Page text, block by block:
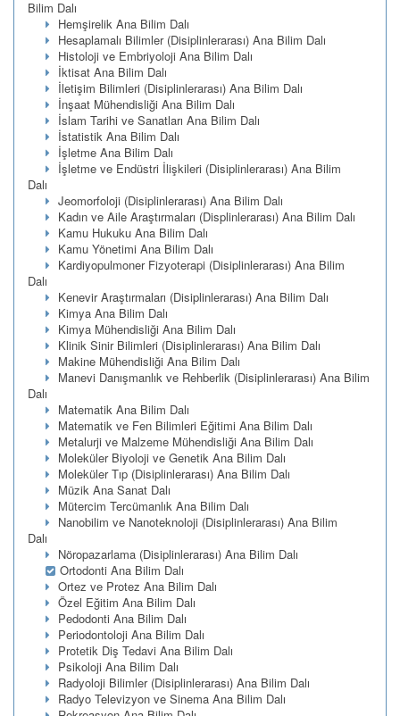
Bilim Dalı
Hemşirelik Ana Bilim Dalı
Hesaplamalı Bilimler (Disiplinlerarası) Ana Bilim Dalı
Histoloji ve Embriyoloji Ana Bilim Dalı
İktisat Ana Bilim Dalı
İletişim Bilimleri (Disiplinlerarası) Ana Bilim Dalı
İnşaat Mühendisliği Ana Bilim Dalı
İslam Tarihi ve Sanatları Ana Bilim Dalı
İstatistik Ana Bilim Dalı
İşletme Ana Bilim Dalı
İşletme ve Endüstri İlişkileri (Disiplinlerarası) Ana Bilim
Dalı
Jeomorfoloji (Disiplinlerarası) Ana Bilim Dalı
Kadın ve Aile Araştırmaları (Displinlerarası) Ana Bilim Dalı
Kamu Hukuku Ana Bilim Dalı
Kamu Yönetimi Ana Bilim Dalı
Kardiyopulmoner Fizyoterapi (Disiplinlerarası) Ana Bilim
Dalı
Kenevir Araştırmaları (Disiplinlerarası) Ana Bilim Dalı
Kimya Ana Bilim Dalı
Kimya Mühendisliği Ana Bilim Dalı
Klinik Sinir Bilimleri (Disiplinlerarası) Ana Bilim Dalı
Makine Mühendisliği Ana Bilim Dalı
Manevi Danışmanlık ve Rehberlik (Disiplinlerarası) Ana Bilim
Dalı
Matematik Ana Bilim Dalı
Matematik ve Fen Bilimleri Eğitimi Ana Bilim Dalı
Metalurji ve Malzeme Mühendisliği Ana Bilim Dalı
Moleküler Biyoloji ve Genetik Ana Bilim Dalı
Moleküler Tıp (Disiplinlerarası) Ana Bilim Dalı
Müzik Ana Sanat Dalı
Mütercim Tercümanlık Ana Bilim Dalı
Nanobilim ve Nanoteknoloji (Disiplinlerarası) Ana Bilim
Dalı
Nöropazarlama (Disiplinlerarası) Ana Bilim Dalı
Ortodonti Ana Bilim Dalı
Ortez ve Protez Ana Bilim Dalı
Özel Eğitim Ana Bilim Dalı
Pedodonti Ana Bilim Dalı
Periodontoloji Ana Bilim Dalı
Protetik Diş Tedavi Ana Bilim Dalı
Psikoloji Ana Bilim Dalı
Radyoloji Bilimler (Disiplinlerarası) Ana Bilim Dalı
Radyo Televizyon ve Sinema Ana Bilim Dalı